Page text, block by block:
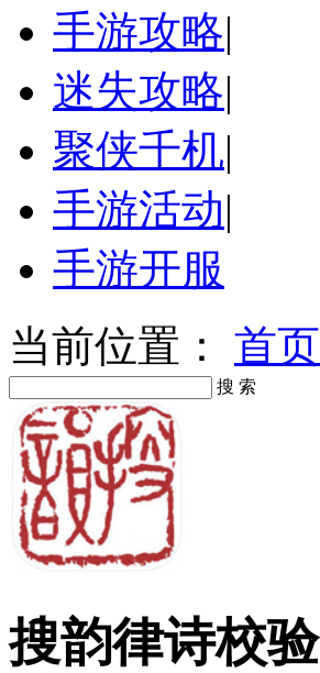
手游攻略|
迷失攻略|
聚侠千机|
手游活动|
手游开服
当前位置： 首页
搜 索
搜韵律诗校验